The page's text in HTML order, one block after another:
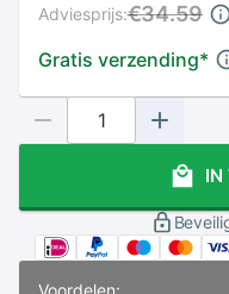
Gratis verzending*
Adviesprijs:€34.59
IN
Voordelen: